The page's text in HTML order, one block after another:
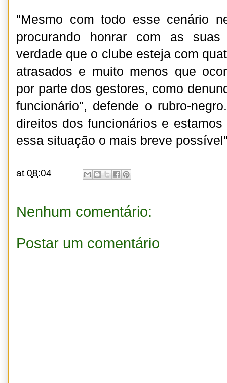
"Mesmo com todo esse cenário
procurando honrar com as
verdade que o clube esteja com
atrasados e muito menos que
por parte dos gestores, como
funcionário", defende o rubro-
direitos dos funcionários e
essa situação o mais breve
at08:04
Nenhum comentário:
Postar um comentário